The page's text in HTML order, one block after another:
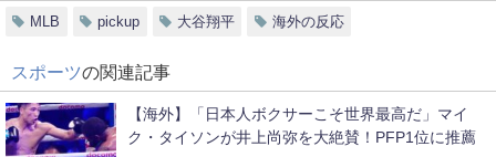
MLB pickup 大谷翔平 海外の反応
スポーツの関連記事
【海外】「日本人ボクサーこそ世界最高だ」マイ
ク・タイソンが井上尚弥を大絶賛！PFP1位に推薦